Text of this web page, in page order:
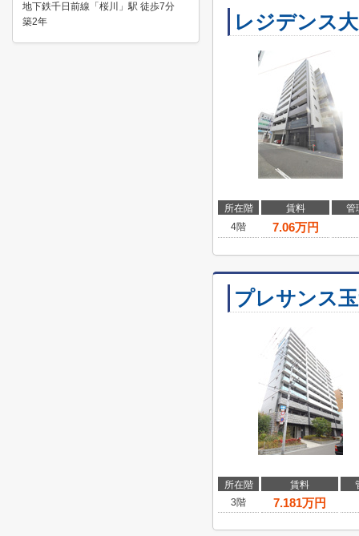
レジデンス
所在階 賃料
管
4階
7.06万円
プレサンス
所在階 賃料
3階
7.181万円
地下鉄千日前線「桜川」駅 徒歩7分
築2年